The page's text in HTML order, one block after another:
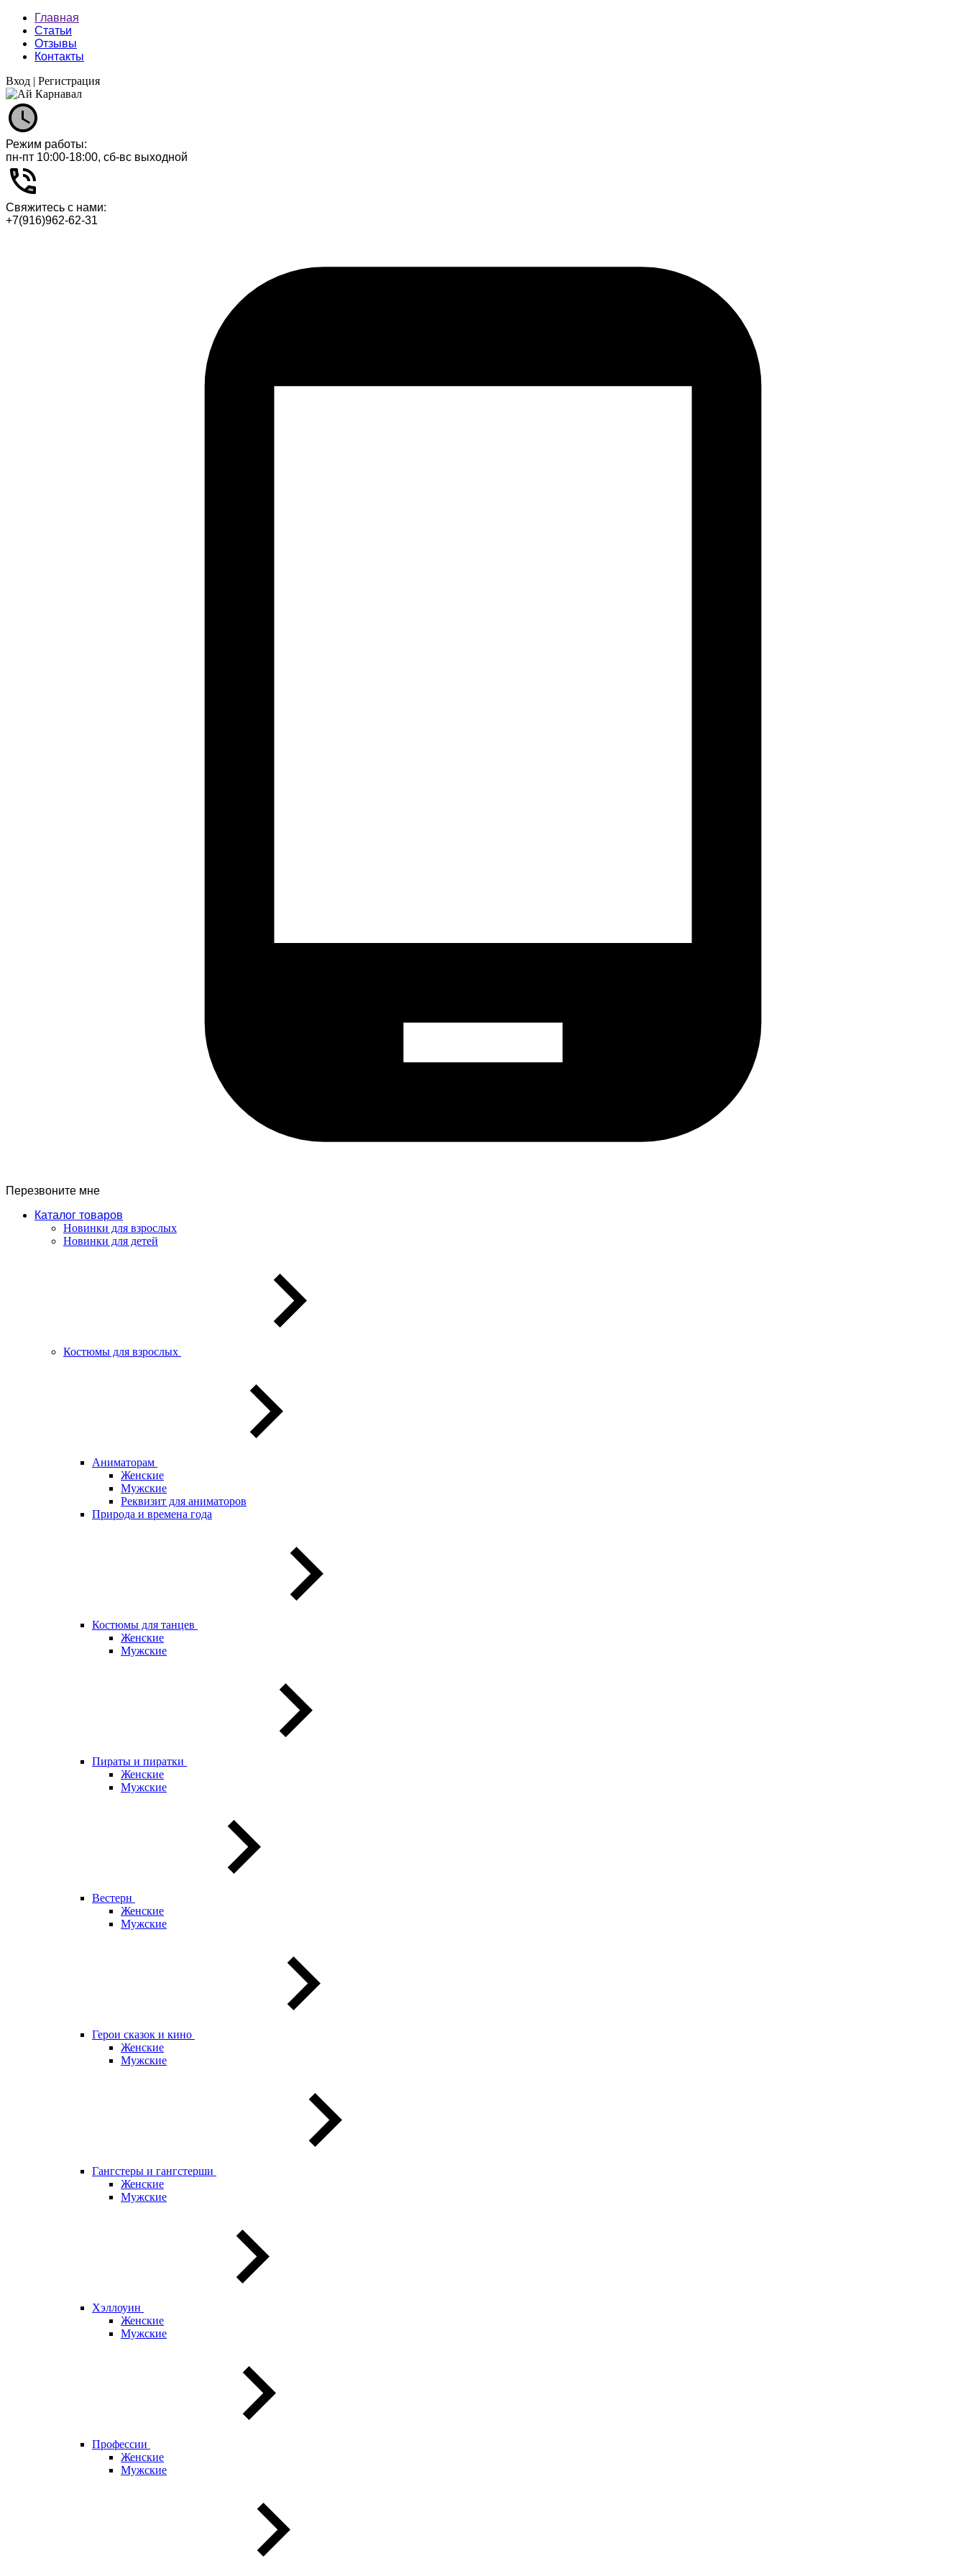
Главная
Статьи
Отзывы
Контакты
Вход | Регистрация
Режим работы:
пн-пт 10:00-18:00, сб-вс выходной
Свяжитесь с нами:
+7(916)962-62-31
Перезвоните мне
Каталог товаров
Новинки для взрослых
Новинки для детей
Костюмы для взрослых
Аниматорам
Женские
Мужские
Реквизит для аниматоров
Природа и времена года
Костюмы для танцев
Женские
Мужские
Пираты и пиратки
Женские
Мужские
Вестерн
Женские
Мужские
Герои сказок и кино
Женские
Мужские
Гангстеры и гангстерши
Женские
Мужские
Хэллоуин
Женские
Мужские
Профессии
Женские
Мужские